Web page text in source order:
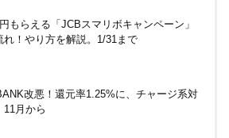
らえるキャンペーン！50%還元、登録、紹
wtffz4c など！条件まとめ
もらえる「JCBスマリボキャンペーン」
れ！やり方を解説。1/31まで
改悪！還元率1.25%に、チャージ系対
11月から